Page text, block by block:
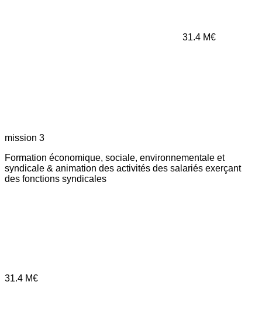
31.4 M€
mission 3
Formation économique, sociale, environnementale et
syndicale & animation des activités des salariés exerçant
des fonctions syndicales
31.4 M€